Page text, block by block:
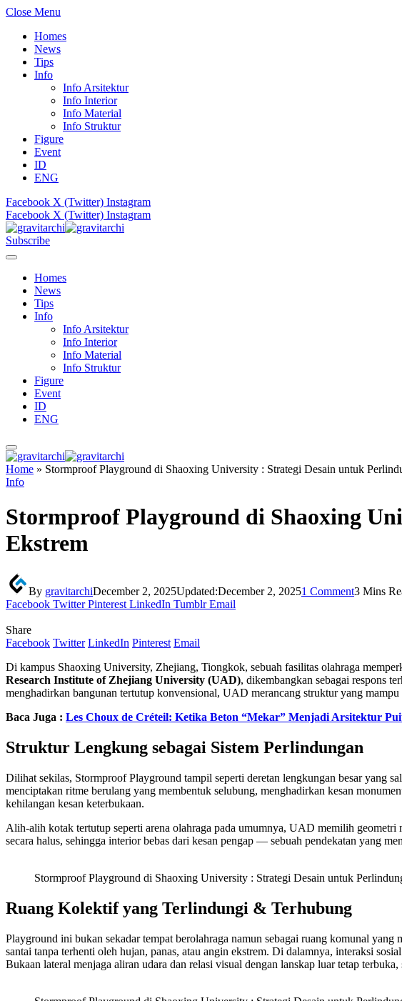
Close Menu
Homes
News
Tips
Info
Info Arsitektur
Info Interior
Info Material
Info Struktur
Figure
Event
ID
ENG
Facebook X (Twitter) Instagram
Facebook X (Twitter) Instagram
Subscribe
Homes
News
Tips
Info
Info Arsitektur
Info Interior
Info Material
Info Struktur
Figure
Event
ID
ENG
Home » Stormproof Playground di Shaoxing University : Strategi Desain untuk
Info
Stormproof Playground di Shaoxing
Ekstrem
By gravitarchiDecember 2, 2025Updated:December 2, 20251 Comment3 Mins
Facebook Twitter Pinterest LinkedIn Tumblr Email
Share
Facebook Twitter LinkedIn Pinterest Email
Di kampus Shaoxing University, Zhejiang, Tiongkok, sebuah fasilitas olahraga
Research Institute of Zhejiang University (UAD), dikembangkan sebagai respons
menghadirkan bangunan tertutup konvensional, UAD merancang struktur yang
Baca Juga : Les Choux de Créteil: Ketika Beton “Mekar” Menjadi Arsitektur
Struktur Lengkung sebagai Sistem Perlindungan
Dilihat sekilas, Stormproof Playground tampil seperti deretan lengkungan besar yang
menciptakan ritme berulang yang membentuk selubung, menghadirkan kesan
kehilangan kesan keterbukaan.
Alih-alih kotak tertutup seperti arena olahraga pada umumnya, UAD memilih
secara halus, sehingga interior bebas dari kesan pengap — sebuah pendekatan yang
Stormproof Playground di Shaoxing University : Strategi Desain untuk
Ruang Kolektif yang Terlindungi & Terhubung
Playground ini bukan sekadar tempat berolahraga namun sebagai ruang komunal
santai tanpa terhenti oleh hujan, panas, atau angin ekstrem. Di dalamnya, interaksi
Bukaan lateral menjaga aliran udara dan relasi visual dengan lanskap luar tetap